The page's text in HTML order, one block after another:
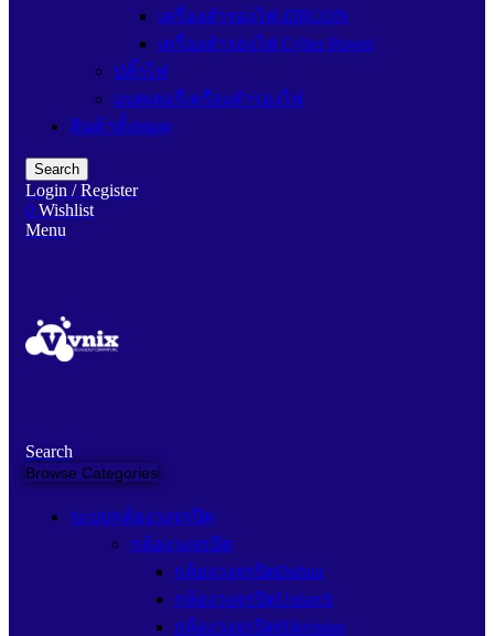
เครื่องสำรองไฟ ZIRCON
เครื่องสำรองไฟ Cyber Power
ปลั๊กไฟ
แบตเตอรี่เครื่องสำรองไฟ
สินค้าทั้งหมด
Search
Login / Register
0 Wishlist
Menu
Search
Browse Categories
ระบบกล้องวงจรปิด
กล้องวงจรปิด
กล้องวงจรปิดDahua
กล้องวงจรปิดUniarch
กล้องวงจรปิดHikvision